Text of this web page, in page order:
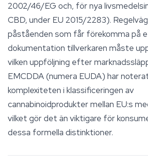
2002/46/EG och, för nya
CBD, under EU 2015/2283).
påståenden som får förekomma på
dokumentation tillverkaren måste
vilken uppföljning efter
EMCDDA (numera EUDA) har
komplexiteten i klassificeringen av
cannabinoidprodukter mellan EU:s
vilket gör det än viktigare för
dessa formella distinktioner.